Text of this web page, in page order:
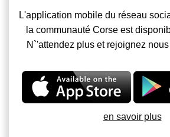
L'application mobile du réseau
la communauté Corse est
N`'attendez plus et rejoignez
en savoir plus